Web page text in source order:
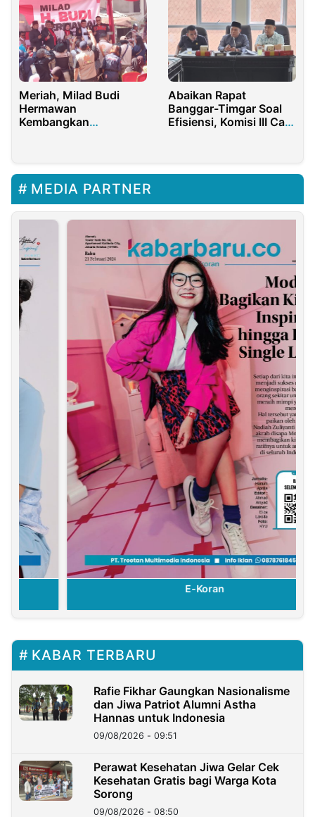
Meriah, Milad Budi
Hermawan
Kembangkan
Abaikan Rapat
Banggar-Timgar Soal
Efisiensi, Komisi III Cap
MEDIA PARTNER
KABAR TERBARU
Rafie Fikhar Gaungkan Nasionalisme
dan Jiwa Patriot Alumni Astha
Hannas untuk Indonesia
09/08/2026 - 09:51
Perawat Kesehatan Jiwa Gelar Cek
Kesehatan Gratis bagi Warga Kota
Sorong
09/08/2026 - 08:50